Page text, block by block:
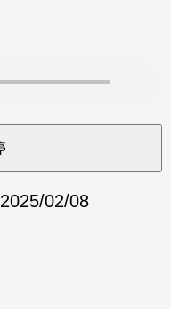
2025/02/08